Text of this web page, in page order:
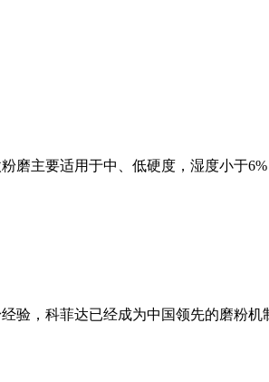
磨主要适用于中、低硬度，湿度小于
验，科菲达已经成为中国领先的磨粉